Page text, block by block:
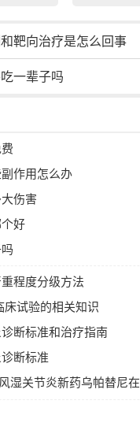
靶向治疗是怎么回事
一辈子吗
作用怎么办
伤害
好
程度分级方法
床试验的相关知识
断标准和治疗指南
断标准
湿关节炎新药乌帕替尼在